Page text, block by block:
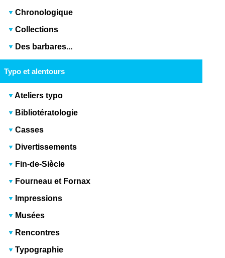
Chronologique
Collections
Des barbares...
Typo et alentours
Ateliers typo
Bibliotératologie
Casses
Divertissements
Fin-de-Siècle
Fourneau et Fornax
Impressions
Musées
Rencontres
Typographie